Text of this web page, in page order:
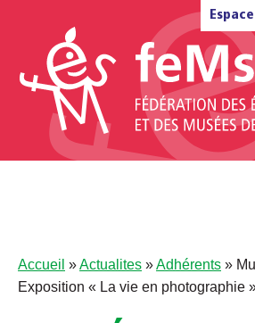
Accueil »Actualites »Adhérents »
Exposition « La vie en photographie